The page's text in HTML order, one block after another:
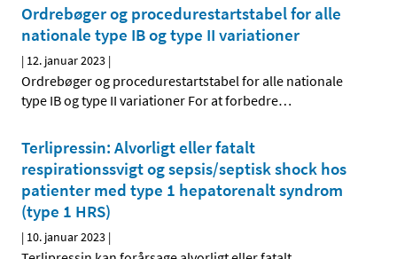
Ordrebøger og procedurestartstabel for alle
nationale type IB og type II variationer
| 12. januar 2023 |
Ordrebøger og procedurestartstabel for alle nationale
type IB og type II variationer For at forbedre…
Terlipressin: Alvorligt eller fatalt
respirationssvigt og sepsis/septisk shock hos
patienter med type 1 hepatorenalt syndrom
(type 1 HRS)
| 10. januar 2023 |